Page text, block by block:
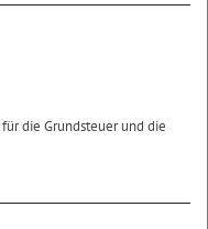
die Grundsteuer und die